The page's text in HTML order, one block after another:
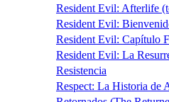
Resident Evil: Afterlife
Resident Evil:
Resident Evil: Capítulo
Resident Evil: La
Resistencia
Respect: La Historia de